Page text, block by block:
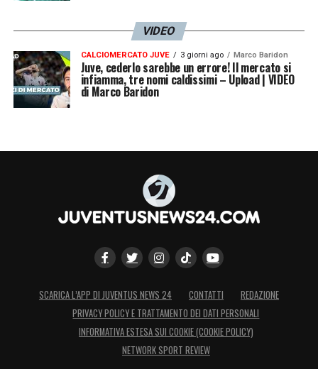
VIDEO
CALCIOMERCATO JUVE 3 giorni ago Marco Baridon
Juve, cederlo sarebbe un errore! Il mercato si
infiamma, tre nomi caldissimi – Upload | VIDEO
di Marco Baridon
SCARICA L’APP DI JUVENTUS NEWS 24 CONTATTI
REDAZIONE
PRIVACY POLICY E TRATTAMENTO DEI DATI PERSONALI
INFORMATIVA ESTESA SUI COOKIE (COOKIE POLICY)
NETWORK SPORT REVIEW